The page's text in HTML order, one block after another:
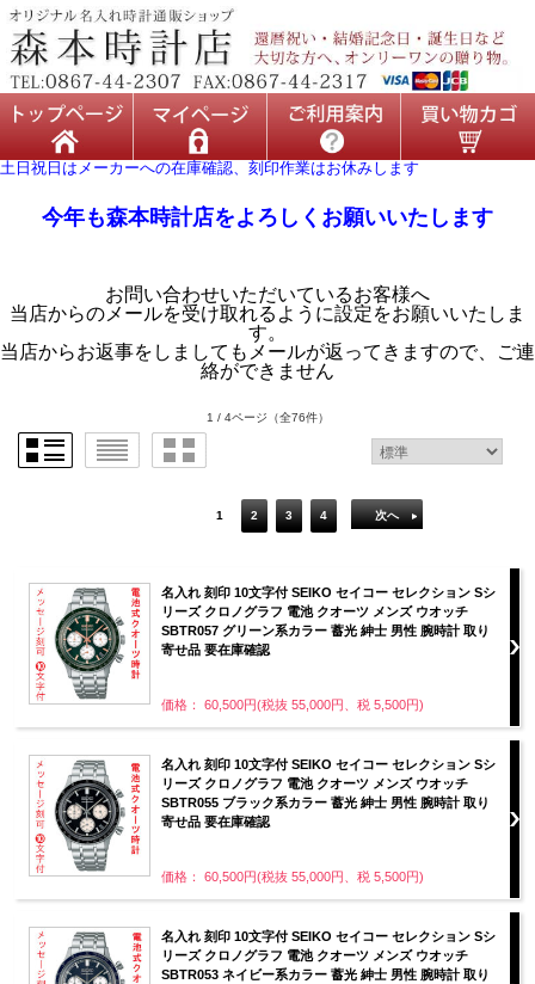
土日祝日はメーカーへの在庫確認、刻印作業はお休みします
今年も森本時計店をよろしくお願いいたします
お問い合わせいただいているお客様へ
当店からのメールを受け取れるように設定をお願いいたしま
す。
当店からお返事をしましてもメールが返ってきますので、ご連
絡ができません
1 / 4ページ （全76件）
1 2 3 4 次へ
名入れ 刻印 10文字付 SEIKO セイコー セレクション Sシ
リーズ クロノグラフ 電池 クオーツ メンズ ウオッチ
SBTR057 グリーン系カラー 蓄光 紳士 男性 腕時計 取り
寄せ品 要在庫確認
価格： 60,500円(税抜 55,000円、税 5,500円)
名入れ 刻印 10文字付 SEIKO セイコー セレクション Sシ
リーズ クロノグラフ 電池 クオーツ メンズ ウオッチ
SBTR055 ブラック系カラー 蓄光 紳士 男性 腕時計 取り
寄せ品 要在庫確認
価格： 60,500円(税抜 55,000円、税 5,500円)
名入れ 刻印 10文字付 SEIKO セイコー セレクション Sシ
リーズ クロノグラフ 電池 クオーツ メンズ ウオッチ
SBTR053 ネイビー系カラー 蓄光 紳士 男性 腕時計 取り